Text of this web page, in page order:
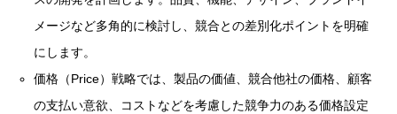
メージなど多角的に検討し、競合との差別化ポイントを明確
にします。
価格（Price）戦略では、製品の価値、競合他社の価格、顧客
の支払い意欲、コストなどを考慮した競争力のある価格設定